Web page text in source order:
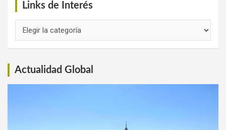
Links de Interés
Actualidad Global